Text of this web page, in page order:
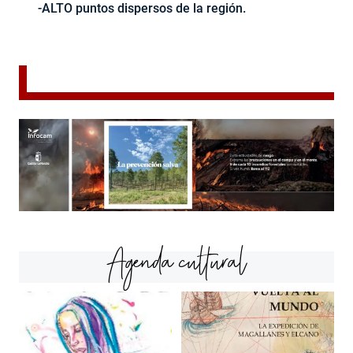
-ALTO puntos dispersos de la región.
Agenda cultural